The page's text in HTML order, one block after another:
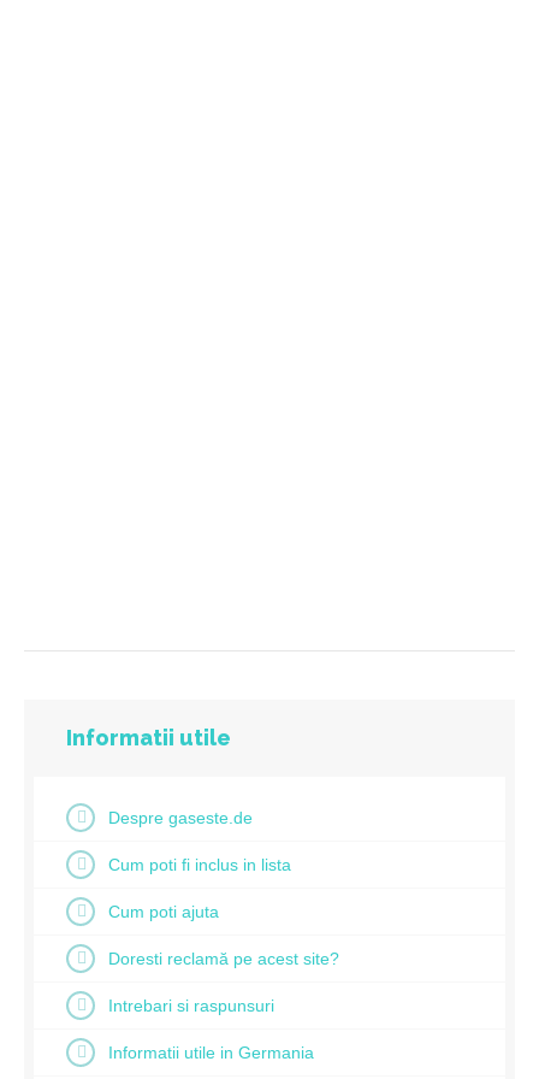
Informatii utile
Despre gaseste.de
Cum poti fi inclus in lista
Cum poti ajuta
Doresti reclamă pe acest site?
Intrebari si raspunsuri
Informatii utile in Germania